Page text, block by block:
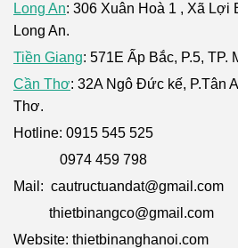
Long An: 306 Xuân Hoà 1 , Xã Lợi
Long An.
Tiền Giang: 571E Ấp Bắc, P.5, TP.
Cần Thơ: 32A Ngô Đức kế, P.Tân
Thơ.
Hotline: 0915 545 525
0974 459 798
Mail: cautructuandat@gmail.com
thietbinangco@gmail.com
Website: thietbinanghanoi.com